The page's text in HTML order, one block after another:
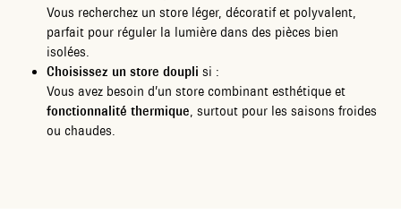
Vous recherchez un store léger, décoratif et polyvalent,
parfait pour réguler la lumière dans des pièces bien
isolées.
Choisissez un store doupli si :
Vous avez besoin d’un store combinant esthétique et
fonctionnalité thermique, surtout pour les saisons froides
ou chaudes.